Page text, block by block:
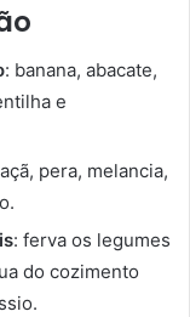
: banana, abacate,
e
pera, melancia,
: ferva os legumes
do cozimento